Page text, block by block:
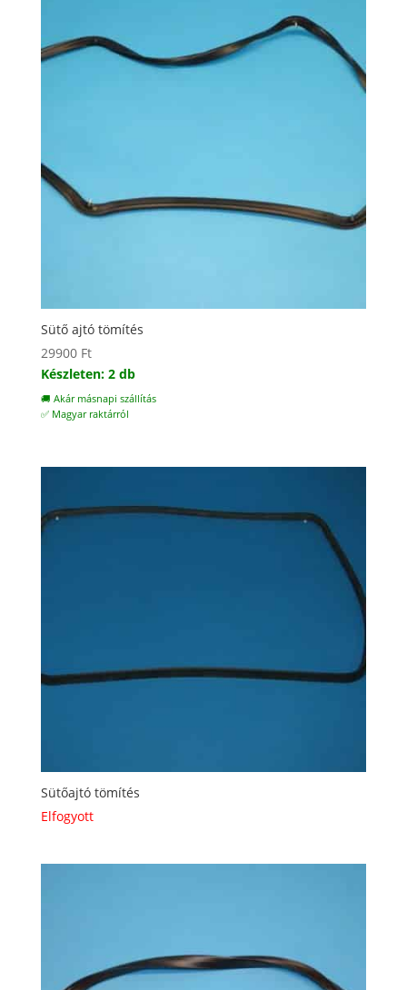
Sütő ajtó tömítés
29900 Ft
Készleten: 2 db
🚚 Akár másnapi szállítás
✅ Magyar raktárról
Sütőajtó tömítés
Elfogyott